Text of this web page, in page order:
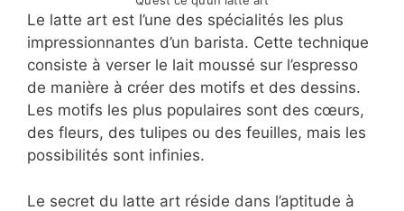
Le latte art est l’une des spécialités les plus
impressionnantes d’un barista. Cette technique
consiste à verser le lait moussé sur l’espresso
de manière à créer des motifs et des dessins.
Les motifs les plus populaires sont des cœurs,
des fleurs, des tulipes ou des feuilles, mais les
possibilités sont infinies.
Le secret du latte art réside dans l’aptitude à